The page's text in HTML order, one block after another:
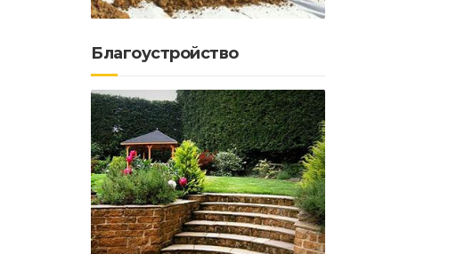
Благоустройство